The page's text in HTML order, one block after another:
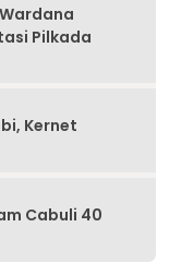
Pilkada
Kernet
Cabuli 40